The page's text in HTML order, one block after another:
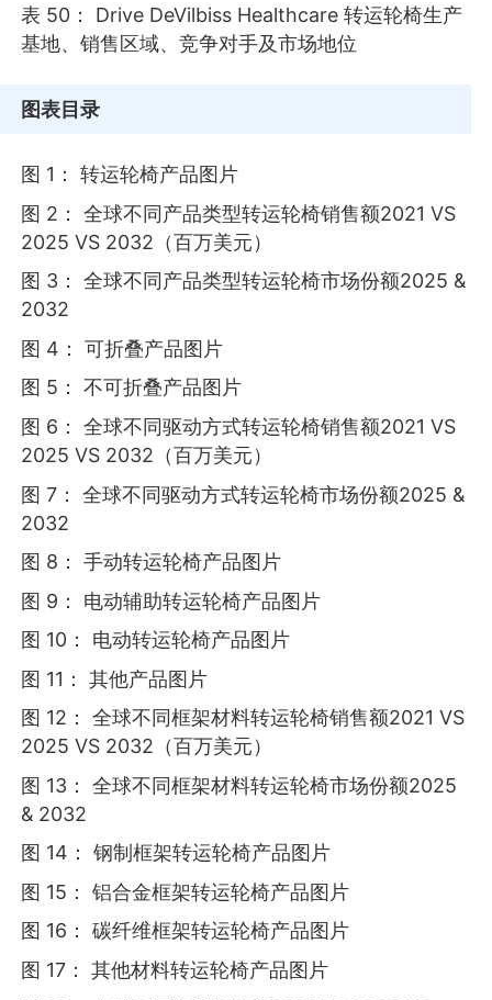
表 50： Drive DeVilbiss Healthcare 转运轮椅生产
基地、销售区域、竞争对手及市场地位
图表目录
图 1： 转运轮椅产品图片
图 2： 全球不同产品类型转运轮椅销售额2021 VS
2025 VS 2032（百万美元）
图 3： 全球不同产品类型转运轮椅市场份额2025 &
2032
图 4： 可折叠产品图片
图 5： 不可折叠产品图片
图 6： 全球不同驱动方式转运轮椅销售额2021 VS
2025 VS 2032（百万美元）
图 7： 全球不同驱动方式转运轮椅市场份额2025 &
2032
图 8： 手动转运轮椅产品图片
图 9： 电动辅助转运轮椅产品图片
图 10： 电动转运轮椅产品图片
图 11： 其他产品图片
图 12： 全球不同框架材料转运轮椅销售额2021 VS
2025 VS 2032（百万美元）
图 13： 全球不同框架材料转运轮椅市场份额2025
& 2032
图 14： 钢制框架转运轮椅产品图片
图 15： 铝合金框架转运轮椅产品图片
图 16： 碳纤维框架转运轮椅产品图片
图 17： 其他材料转运轮椅产品图片